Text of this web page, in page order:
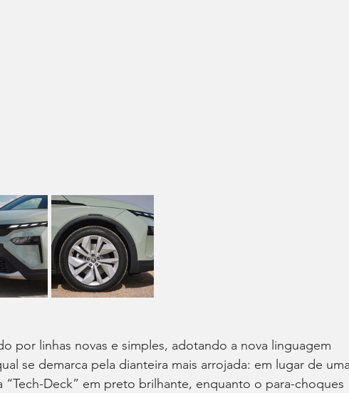
por linhas novas e simples, adotando a nova linguagem
se demarca pela dianteira mais arrojada: em lugar de
“Tech-Deck” em preto brilhante, enquanto o para-choques